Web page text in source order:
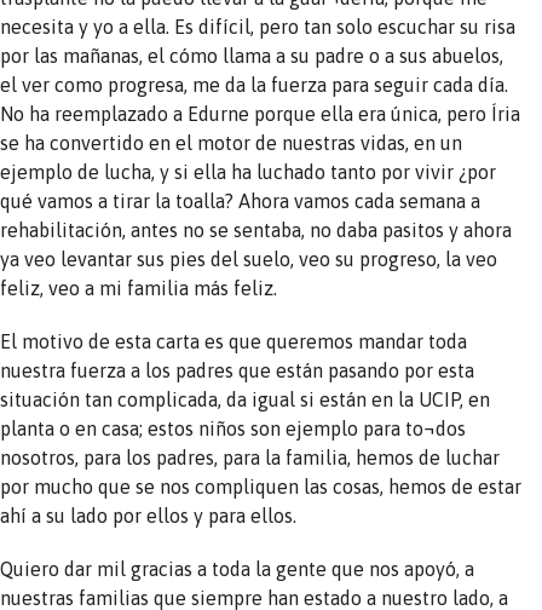
necesita y yo a ella. Es difícil, pero tan solo escuchar su risa
por las mañanas, el cómo llama a su padre o a sus abuelos,
el ver como progresa, me da la fuerza para seguir cada día.
No ha reemplazado a Edurne porque ella era única, pero Íria
se ha convertido en el motor de nuestras vidas, en un
ejemplo de lucha, y si ella ha luchado tanto por vivir ¿por
qué vamos a tirar la toalla? Ahora vamos cada semana a
rehabilitación, antes no se sentaba, no daba pasitos y ahora
ya veo levantar sus pies del suelo, veo su progreso, la veo
feliz, veo a mi familia más feliz.
El motivo de esta carta es que queremos mandar toda
nuestra fuerza a los padres que están pasando por esta
situación tan complicada, da igual si están en la UCIP, en
planta o en casa; estos niños son ejemplo para to¬dos
nosotros, para los padres, para la familia, hemos de luchar
por mucho que se nos compliquen las cosas, hemos de estar
ahí a su lado por ellos y para ellos.
Quiero dar mil gracias a toda la gente que nos apoyó, a
nuestras familias que siempre han estado a nuestro lado, a